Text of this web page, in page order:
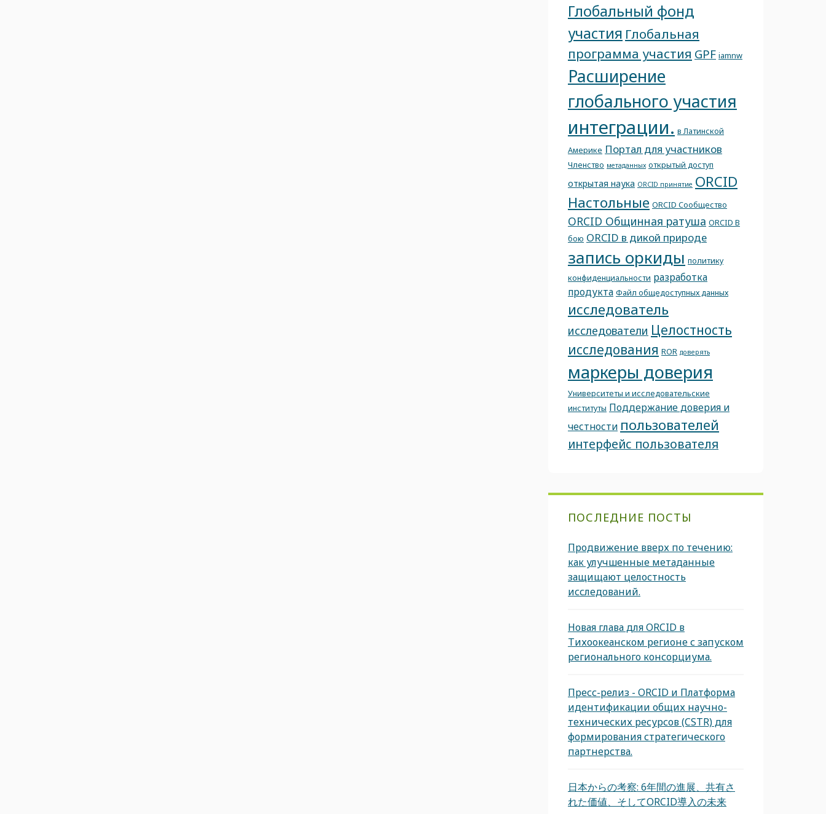
Глобальный фонд
участия Глобальная
программа участия GPF iamnw
Расширение
глобального участия
интеграции. в Латинской
Америке Портал для участников
Членство метаданных открытый доступ
открытая наука ORCID принятие ORCID
Настольные ORCID Сообщество
ORCID Общинная ратуша ORCID В
бою ORCID в дикой природе
запись оркиды политику
конфиденциальности разработка
продукта Файл общедоступных данных
исследователь
исследователи Целостность
исследования ROR доверять
маркеры доверия
Университеты и исследовательские
институты Поддержание доверия и
честности пользователей
интерфейс пользователя
ПОСЛЕДНИЕ ПОСТЫ
Продвижение вверх по течению:
как улучшенные метаданные
защищают целостность
исследований.
Новая глава для ORCID в
Тихоокеанском регионе с запуском
регионального консорциума.
Пресс-релиз - ORCID и Платформа
идентификации общих научно-
технических ресурсов (CSTR) для
формирования стратегического
партнерства.
日本からの考察: 6年間の進展、共有さ
れた価値、そしてORCID導入の未来